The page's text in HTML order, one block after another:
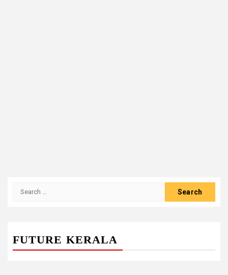
FUTURE KERALA